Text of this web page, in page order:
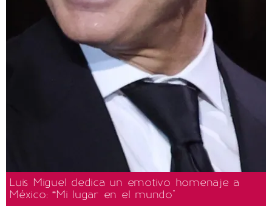
Luis Miguel dedica un emotivo homenaje a
México: “Mi lugar en el mundo"